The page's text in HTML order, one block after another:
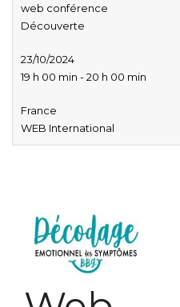
web conférence
Découverte
23/10/2024
19 h 00 min - 20 h 00 min
France
WEB International